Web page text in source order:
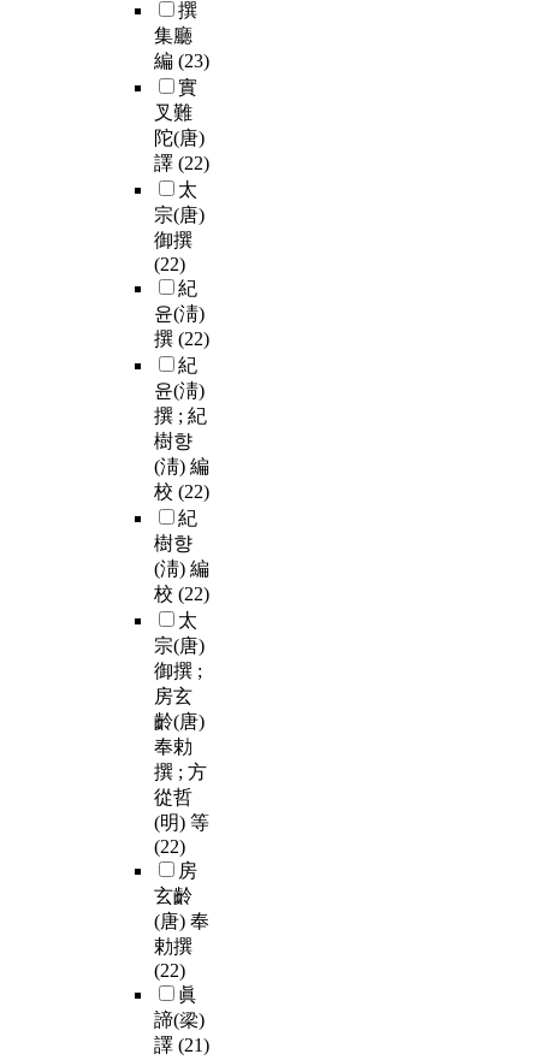
撰
集廳
編 (23)
實
叉難
陀(唐)
譯 (22)
太
宗(唐)
御撰
(22)
紀
윤(淸)
撰 (22)
紀
윤(淸)
撰 ; 紀
樹향
(淸) 編
校 (22)
紀
樹향
(淸) 編
校 (22)
太
宗(唐)
御撰 ;
房玄
齡(唐)
奉勅
撰 ; 方
從哲
(明) 等
(22)
房
玄齡
(唐) 奉
勅撰
(22)
眞
諦(梁)
譯 (21)